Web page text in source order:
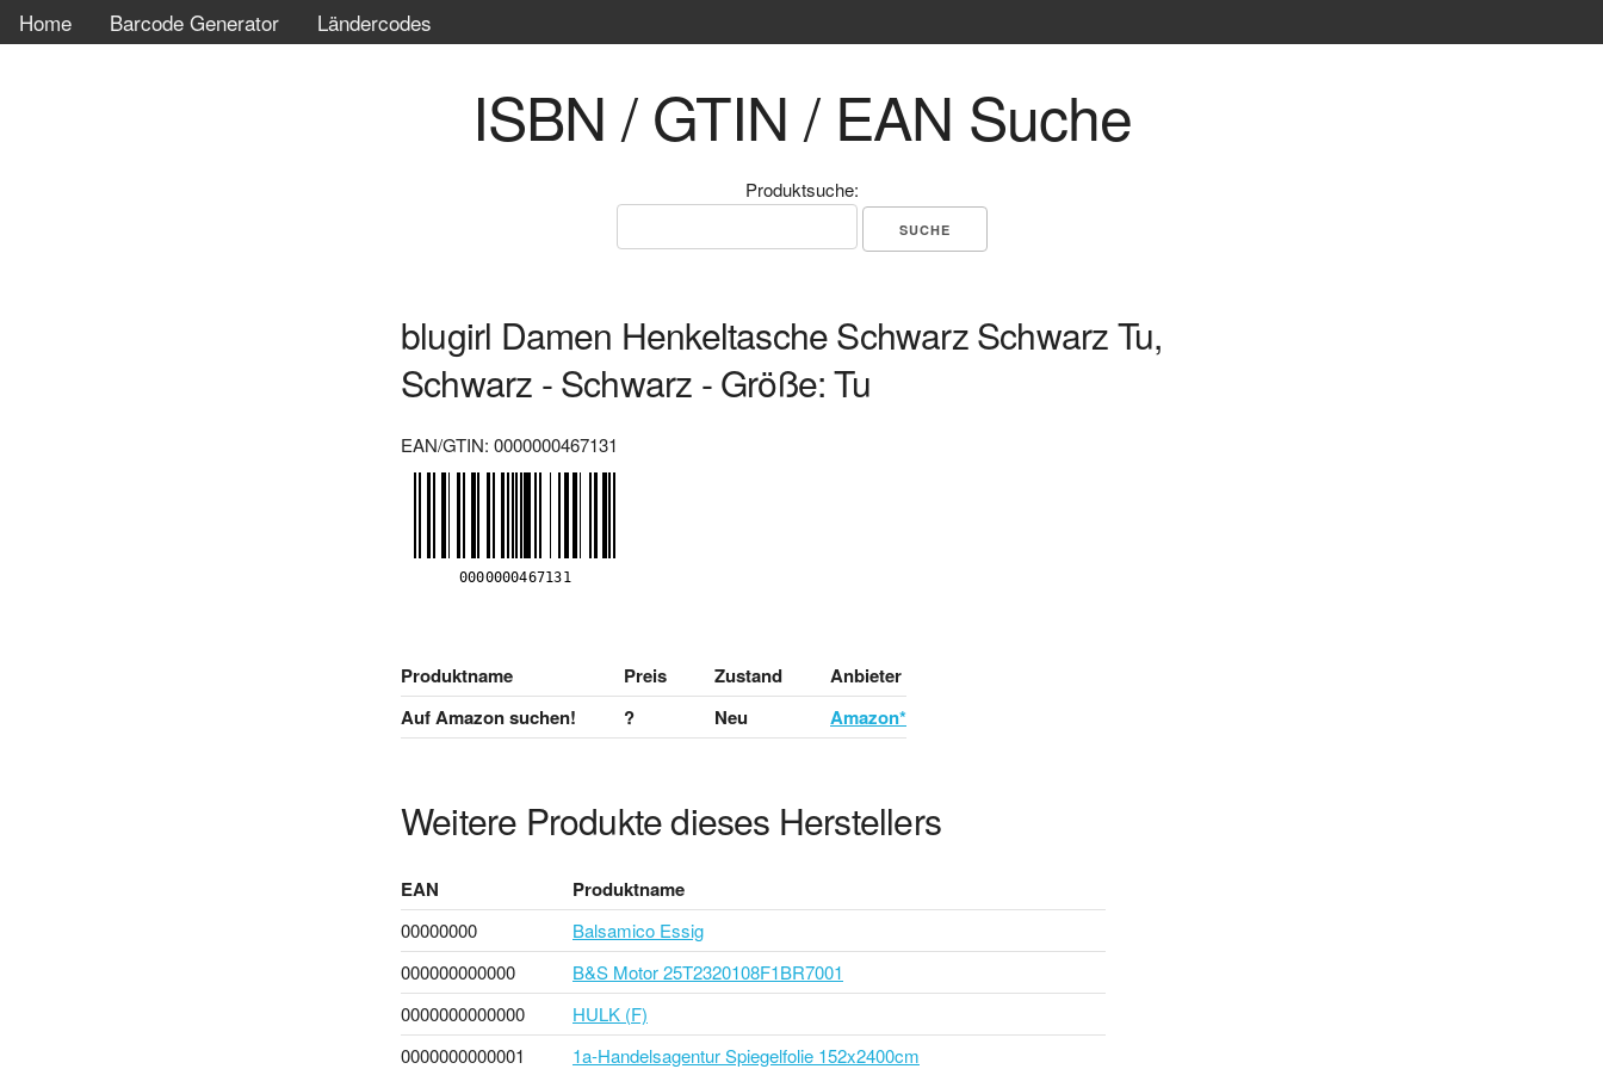
Home Barcode Generator Ländercodes
ISBN / GTIN / EAN Suche
Produktsuche:
blugirl Damen Henkeltasche Schwarz Schwarz Tu,
Schwarz - Schwarz - Größe: Tu
EAN/GTIN: 0000000467131
Produktname Preis Zustand
Anbieter
Auf Amazon suchen!
? Neu Amazon*
Weitere Produkte dieses Herstellers
EAN Produktname
00000000
Balsamico Essig
000000000000
B&S Motor 25T2320108F1BR7001
0000000000000
HULK (F)
0000000000001
1a-Handelsagentur Spiegelfolie 152x2400cm